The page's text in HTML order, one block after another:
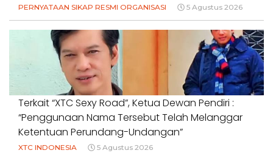
PERNYATAAN SIKAP RESMI ORGANISASI 5 Agustus 2026
Terkait “XTC Sexy Road”, Ketua Dewan Pendiri :
“Penggunaan Nama Tersebut Telah Melanggar
Ketentuan Perundang-Undangan”
XTC INDONESIA 5 Agustus 2026